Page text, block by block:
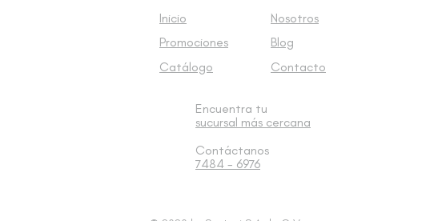
Inicio
Nosotros
Promociones
Blog
Catálogo
Contacto
Encuentra tu
sucursal más cercana
Contáctanos
7484 - 6976